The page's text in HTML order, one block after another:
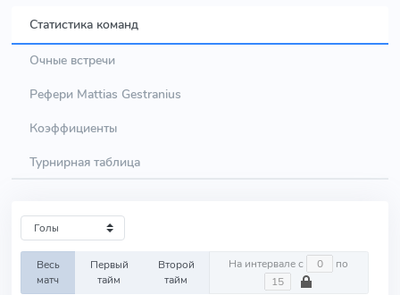
Статистика команд
Очные встречи
Рефери Mattias Gestranius
Коэффициенты
Турнирная таблица
Весь
матч
Первый
тайм
Второй
тайм
На интервале с по